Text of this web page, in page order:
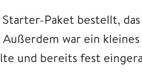
Paket bestellt,
war ein
und bereits fest